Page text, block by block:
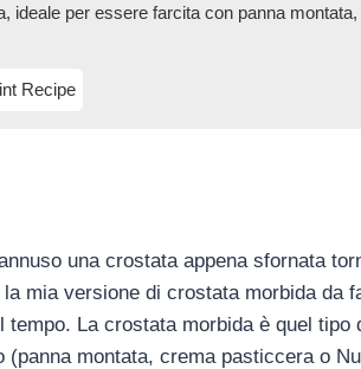
ideale per essere farcita con panna
Recipe
una crostata appena sfornata
mia versione di crostata morbida da
tempo. La crostata morbida è quel
(panna montata, crema pasticcera o